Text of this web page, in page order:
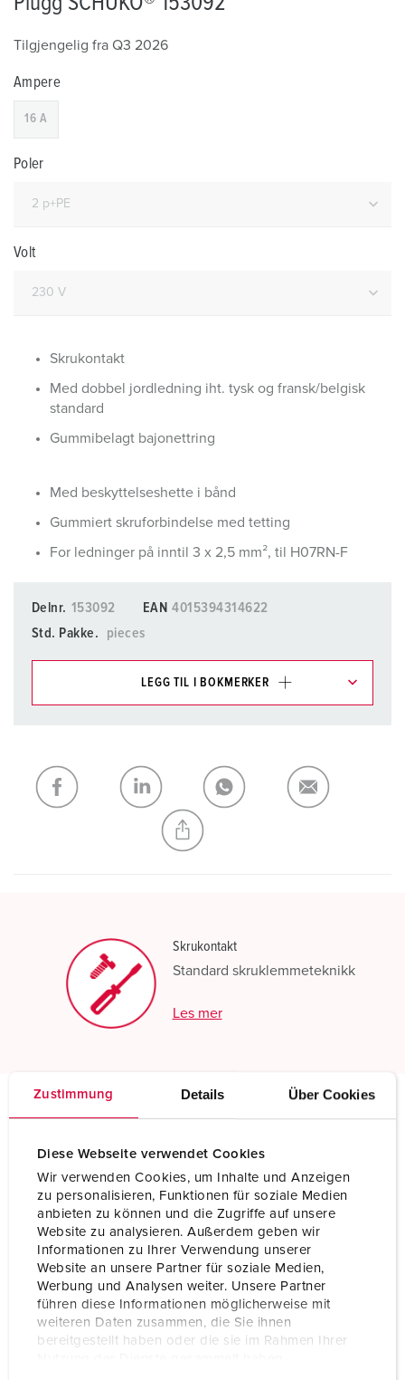
Zustimmung Details Über Cookies
Diese Webseite verwendet Cookies
Wir verwenden Cookies, um Inhalte und Anzeigen
zu personalisieren, Funktionen für soziale Medien
anbieten zu können und die Zugriffe auf unsere
Website zu analysieren. Außerdem geben wir
Informationen zu Ihrer Verwendung unserer
Website an unsere Partner für soziale Medien,
Werbung und Analysen weiter. Unsere Partner
führen diese Informationen möglicherweise mit
weiteren Daten zusammen, die Sie ihnen
bereitgestellt haben oder die sie im Rahmen Ihrer
Tilgjengelig fra Q3 2026
Ampere
16 A
Poler
Volt
Skrukontakt
Med dobbel jordledning iht. tysk og fransk/belgisk
standard
Gummibelagt bajonettring
Med beskyttelseshette i bånd
Gummiert skruforbindelse med tetting
For ledninger på inntil 3 x 2,5 mm², til H07RN-F
Delnr. 153092 EAN 4015394314622
Std. Pakke.
pieces
LEGG TIL I BOKMERKER
Min liste LEGG TIL
OPPRETT EN NY LISTE
Skrukontakt
Standard skruklemmeteknikk
Les mer
Ampere 16 A
Poler 2 p+PE
230 V
Tilkoblingsmåte skrukontakt
Kontakt standard